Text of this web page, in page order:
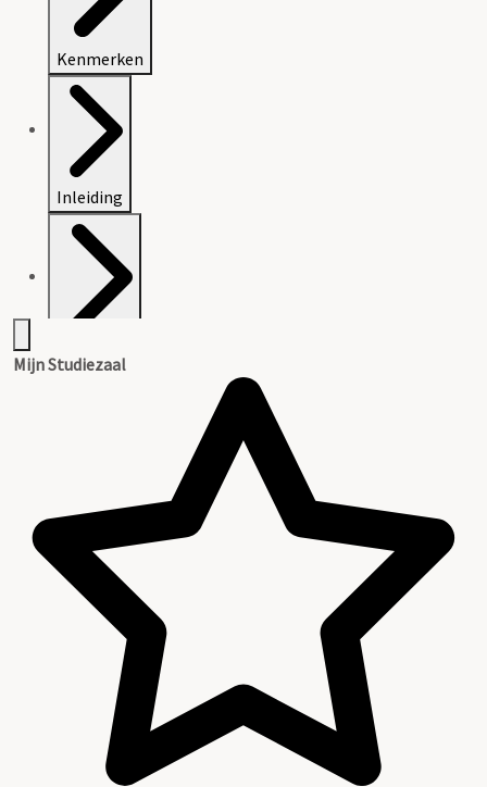
Kenmerken
Inleiding
Mijn Studiezaal